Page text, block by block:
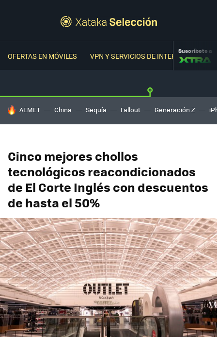
OFERTAS EN MÓVILES VPN Y SERVICIOS DE INTERNETSuscríbete a
HOY SE HABLA DE
AEMET China Sequía Fallout Generación Z
Cinco mejores chollos
tecnológicos reacondicionados
de El Corte Inglés con descuentos
de hasta el 50%